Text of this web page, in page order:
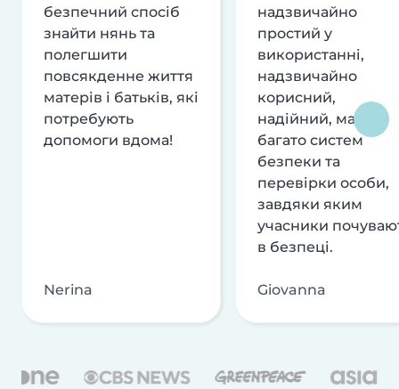
безпечний спосіб
знайти нянь та
полегшити
повсякденне життя
матерів і батьків, які
потребують
допомоги вдома!
Nerina
надзвичайно
простий у
використанні,
надзвичайно
корисний,
надійний, має
багато систем
безпеки та
перевірки особи,
завдяки яким
учасники
в безпеці.
Giovanna